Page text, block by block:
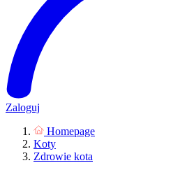
Zaloguj
Homepage
Koty
Zdrowie kota